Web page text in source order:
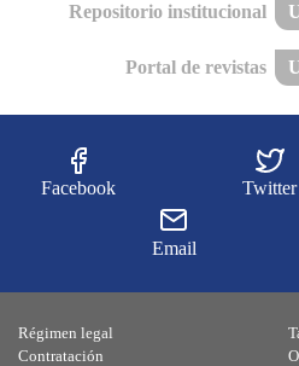
Repositorio institucional
Portal de revistas
Facebook Twitter
Email
Régimen legal
Contratación